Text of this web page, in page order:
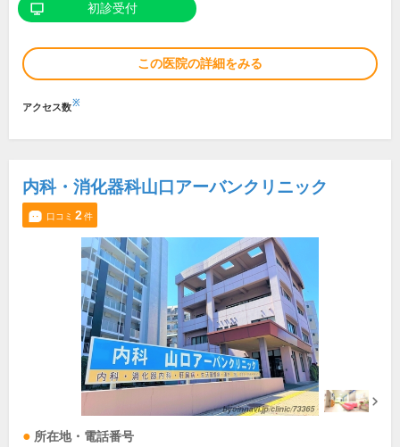
初診受付
この医院の詳細をみる
アクセス数※
内科・消化器科山口アーバンクリニック
口コミ 2件
所在地・電話番号